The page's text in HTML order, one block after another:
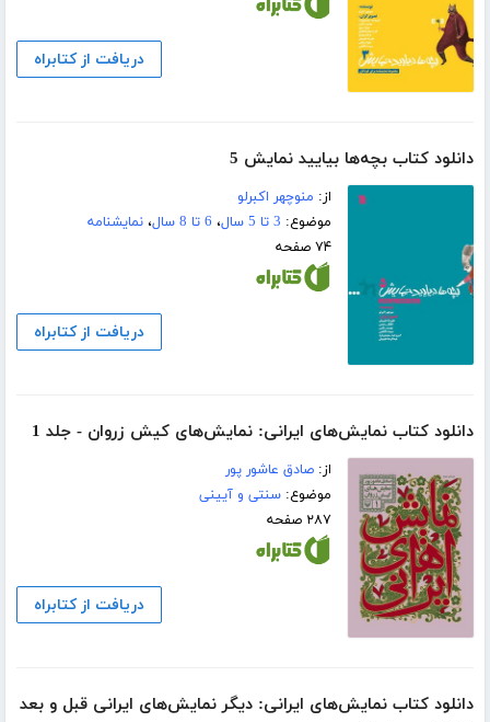
دریافت از کتابراه
دانلود کتاب بچه‌ها بیایید نمایش 5
از: منوچهر اکبرلو
موضوع: 3 تا 5 سال ، 6 تا 8 سال ،نمایشنامه
۷۴ صفحه
دریافت از کتابراه
دانلود کتاب نمایش‌های ایرانی: نمایش‌های کیش زروان - جلد 1
از:صادق عاشور پور
موضوع:سنتی و آیینی
۲۸۷ صفحه
دریافت از کتابراه
دانلود کتاب نمایش‌های ایرانی: دیگر نمایش‌های ایرانی قبل و بعد